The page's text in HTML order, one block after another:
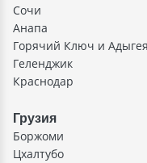
Сочи
Анапа
Горячий Ключ и Адыгея
Геленджик
Краснодар
Грузия
Боржоми
Цхалтубо